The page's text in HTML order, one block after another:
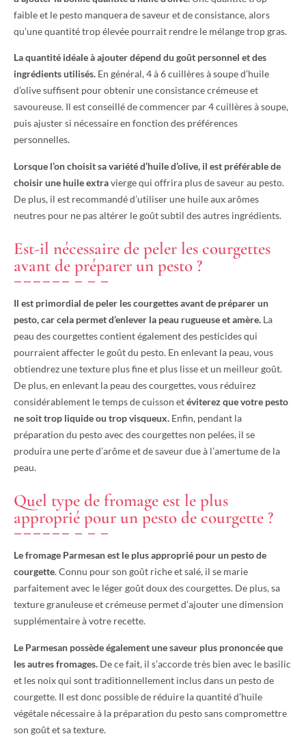
faible et le pesto manquera de saveur et de consistance, alors
qu’une quantité trop élevée pourrait rendre le mélange trop gras.
La quantité idéale à ajouter dépend du goût personnel et des
ingrédients utilisés. En général, 4 à 6 cuillères à soupe d’huile
d’olive suffisent pour obtenir une consistance crémeuse et
savoureuse. Il est conseillé de commencer par 4 cuillères à soupe,
puis ajuster si nécessaire en fonction des préférences
personnelles.
Lorsque l’on choisit sa variété d’huile d’olive, il est préférable de
choisir une huile extravierge qui offrira plus de saveur au pesto.
De plus, il est recommandé d’utiliser une huile aux arômes
neutres pour ne pas altérer le goût subtil des autres ingrédients.
Est-il nécessaire de peler les courgettes
avant de préparer un pesto ?
Il est primordial de peler les courgettes avant de préparer un
pesto, car cela permet d’enlever la peau rugueuse et amère. La
peau des courgettes contient également des pesticides qui
pourraient affecter le goût du pesto. En enlevant la peau, vous
obtiendrez une texture plus fine et plus lisse et un meilleur goût.
De plus, en enlevant la peau des courgettes, vous réduirez
considérablement le temps de cuisson etéviterez que votre pesto
ne soit trop liquide ou trop visqueux. Enfin, pendant la
préparation du pesto avec des courgettes non pelées, il se
produira une perte d’arôme et de saveur due à l’amertume de la
peau.
Quel type de fromage est le plus
approprié pour un pesto de courgette ?
Le fromage Parmesan est le plus approprié pour un pesto de
courgette. Connu pour son goût riche et salé, il se marie
parfaitement avec le léger goût doux des courgettes. De plus, sa
texture granuleuse et crémeuse permet d’ajouter une dimension
supplémentaire à votre recette.
Le Parmesan possède également une saveur plus prononcée que
les autres fromages. De ce fait, il s’accorde très bien avec le basilic
et les noix qui sont traditionnellement inclus dans un pesto de
courgette. Il est donc possible de réduire la quantité d’huile
végétale nécessaire à la préparation du pesto sans compromettre
son goût et sa texture.